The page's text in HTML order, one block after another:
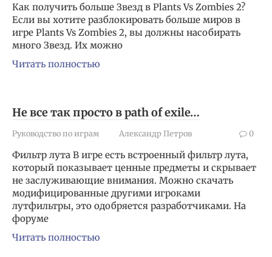
Как получить больше Звезд в Plants Vs Zombies 2?
Если вы хотите разблокировать больше миров в
игре Plants Vs Zombies 2, вы должны насобирать
много Звезд. Их можно
Читать полностью
Не все так просто в path of exile…
Руководство по играм Александр Петров 0
Фильтр лута В игре есть встроенный фильтр лута,
который показывает ценные предметы и скрывает
не заслуживающие внимания. Можно скачать
модифицированные другими игроками
лутфильтры, это одобряется разработчиками. На
форуме
Читать полностью